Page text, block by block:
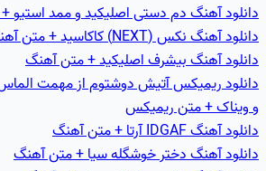
دانلود آهنگ دم دستی اصلیکید و ممد استیو
دانلود آهنگ نکس (NEXT) کاکاسید + متن آهنگ
دانلود آهنگ بیشرف اصلیکید + متن آهنگ
دانلود ریمیکس آتیش دوشتوم از مهمت
و ویناک + متن ریمیکس
دانلود آهنگ IDGAF آرتا + متن آهنگ
دانلود آهنگ دختر خوشگله سیا + متن آهنگ